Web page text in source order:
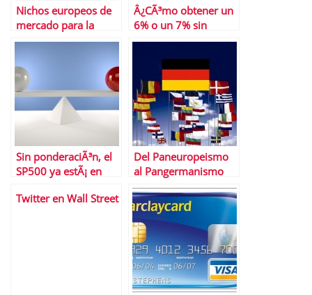
Nichos europeos de
mercado para la
crisis inmobiliaria
espaÃ±ola
Â¿CÃ³mo obtener un
6% o un 7% sin
riesgo?
Sin ponderaciÃ³n, el
SP500 ya estÃ¡ en
Del Paneuropeismo
al Pangermanismo
Twitter en Wall Street